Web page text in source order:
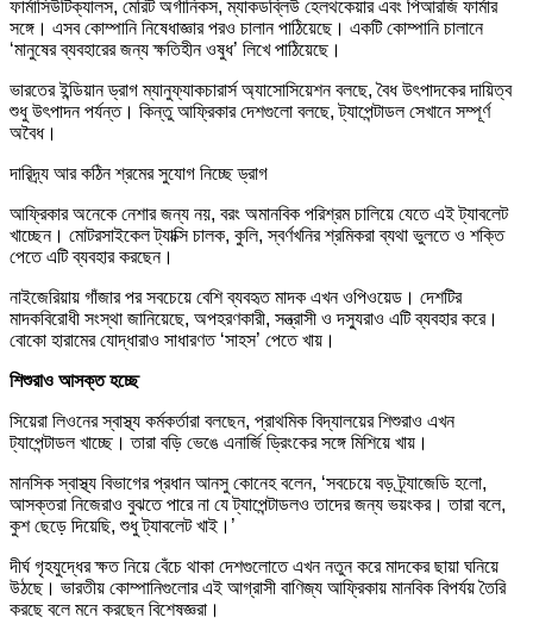
ফার্মাসিউটিক্যালস, মেরিট অর্গানিকস, ম্যাকডব্লিউ হেলথকেয়ার এবং পিআরজি ফার্মার
সঙ্গে। এসব কোম্পানি নিষেধাজ্ঞার পরও চালান পাঠিয়েছে। একটি কোম্পানি চালানে
‘মানুষের ব্যবহারের জন্য ক্ষতিহীন ওষুধ’ লিখে পাঠিয়েছে।
ভারতের ইন্ডিয়ান ড্রাগ ম্যানুফ্যাকচারার্স অ্যাসোসিয়েশন বলছে, বৈধ উৎপাদকের দায়িত্ব
শুধু উৎপাদন পর্যন্ত। কিন্তু আফ্রিকার দেশগুলো বলছে, ট্যাপেন্টাডল সেখানে সম্পূর্ণ
অবৈধ।
দারিদ্র্য আর কঠিন শ্রমের সুযোগ নিচ্ছে ড্রাগ
আফ্রিকার অনেকে নেশার জন্য নয়, বরং অমানবিক পরিশ্রম চালিয়ে যেতে এই ট্যাবলেট
খাচ্ছেন। মোটরসাইকেল ট্যাক্সি চালক, কুলি, স্বর্ণখনির শ্রমিকরা ব্যথা ভুলতে ও শক্তি
পেতে এটি ব্যবহার করছেন।
নাইজেরিয়ায় গাঁজার পর সবচেয়ে বেশি ব্যবহৃত মাদক এখন ওপিওয়েড। দেশটির
মাদকবিরোধী সংস্থা জানিয়েছে, অপহরণকারী, সন্ত্রাসী ও দস্যুরাও এটি ব্যবহার করে।
বোকো হারামের যোদ্ধারাও সাধারণত ‘সাহস’ পেতে খায়।
শিশুরাও আসক্ত হচ্ছে
সিয়েরা লিওনের স্বাস্থ্য কর্মকর্তারা বলছেন, প্রাথমিক বিদ্যালয়ের শিশুরাও এখন
ট্যাপেন্টাডল খাচ্ছে। তারা বড়ি ভেঙে এনার্জি ড্রিংকের সঙ্গে মিশিয়ে খায়।
মানসিক স্বাস্থ্য বিভাগের প্রধান আনসু কোনেহ বলেন, ‘সবচেয়ে বড় ট্র্যাজেডি হলো,
আসক্তরা নিজেরাও বুঝতে পারে না যে ট্যাপেন্টাডলও তাদের জন্য ভয়ংকর। তারা বলে,
কুশ ছেড়ে দিয়েছি, শুধু ট্যাবলেট খাই।’
দীর্ঘ গৃহযুদ্ধের ক্ষত নিয়ে বেঁচে থাকা দেশগুলোতে এখন নতুন করে মাদকের ছায়া ঘনিয়ে
উঠছে। ভারতীয় কোম্পানিগুলোর এই আগ্রাসী বাণিজ্য আফ্রিকায় মানবিক বিপর্যয় তৈরি
করছে বলে মনে করছেন বিশেষজ্ঞরা।